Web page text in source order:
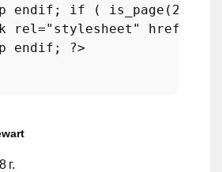
endif ; if ( is_page ( 2
rel=
"stylesheet" href=
endif ;
?>
г.